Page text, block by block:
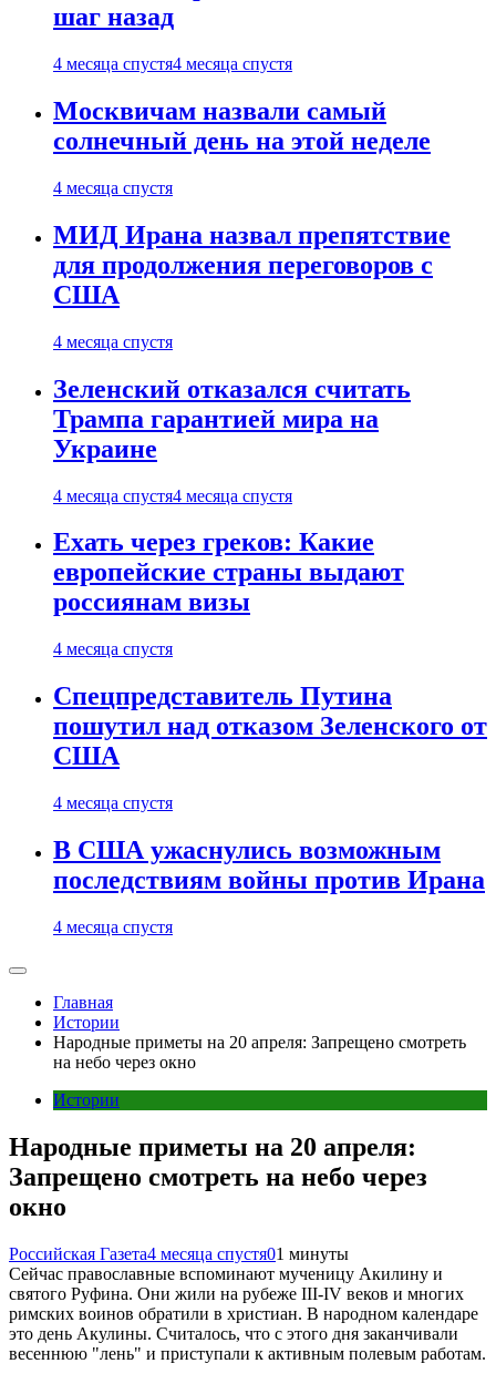
шаг назад
4 месяца спустя4 месяца спустя
Москвичам назвали самый
солнечный день на этой неделе
4 месяца спустя
МИД Ирана назвал препятствие
для продолжения переговоров с
США
4 месяца спустя
Зеленский отказался считать
Трампа гарантией мира на
Украине
4 месяца спустя4 месяца спустя
Ехать через греков: Какие
европейские страны выдают
россиянам визы
4 месяца спустя
Спецпредставитель Путина
пошутил над отказом Зеленского от
США
4 месяца спустя
В США ужаснулись возможным
последствиям войны против Ирана
4 месяца спустя
Главная
Истории
Народные приметы на 20 апреля: Запрещено смотреть
на небо через окно
Истории
Народные приметы на 20 апреля:
Запрещено смотреть на небо через
окно
Российская Газета4 месяца спустя01 минуты
Сейчас православные вспоминают мученицу Акилину и
святого Руфина. Они жили на рубеже III-IV веков и многих
римских воинов обратили в христиан. В народном календаре
это день Акулины. Считалось, что с этого дня заканчивали
весеннюю "лень" и приступали к активным полевым работам.